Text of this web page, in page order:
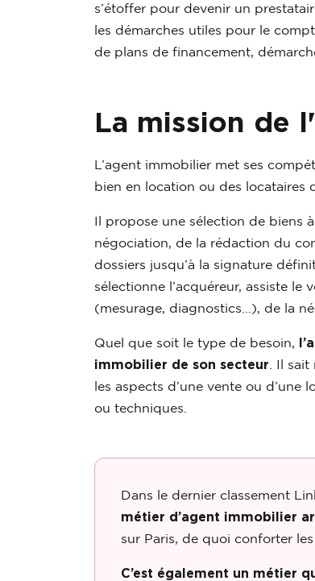
s’étoffer pour devenir un
les démarches utiles pour le
de plans de financement,
La mission de
L’agent immobilier met ses
bien en location ou des locataires
Il propose une sélection de biens
négociation, de la rédaction du
dossiers jusqu’à la signature
sélectionne l’acquéreur, assiste
(mesurage, diagnostics…), de la
Quel que soit le type de besoin,
immobilier de son secteur . Il
les aspects d’une vente ou d’une
ou techniques.
Dans le dernier classement
métier d’agent immobilier
sur Paris, de quoi conforter
C’est également un métier